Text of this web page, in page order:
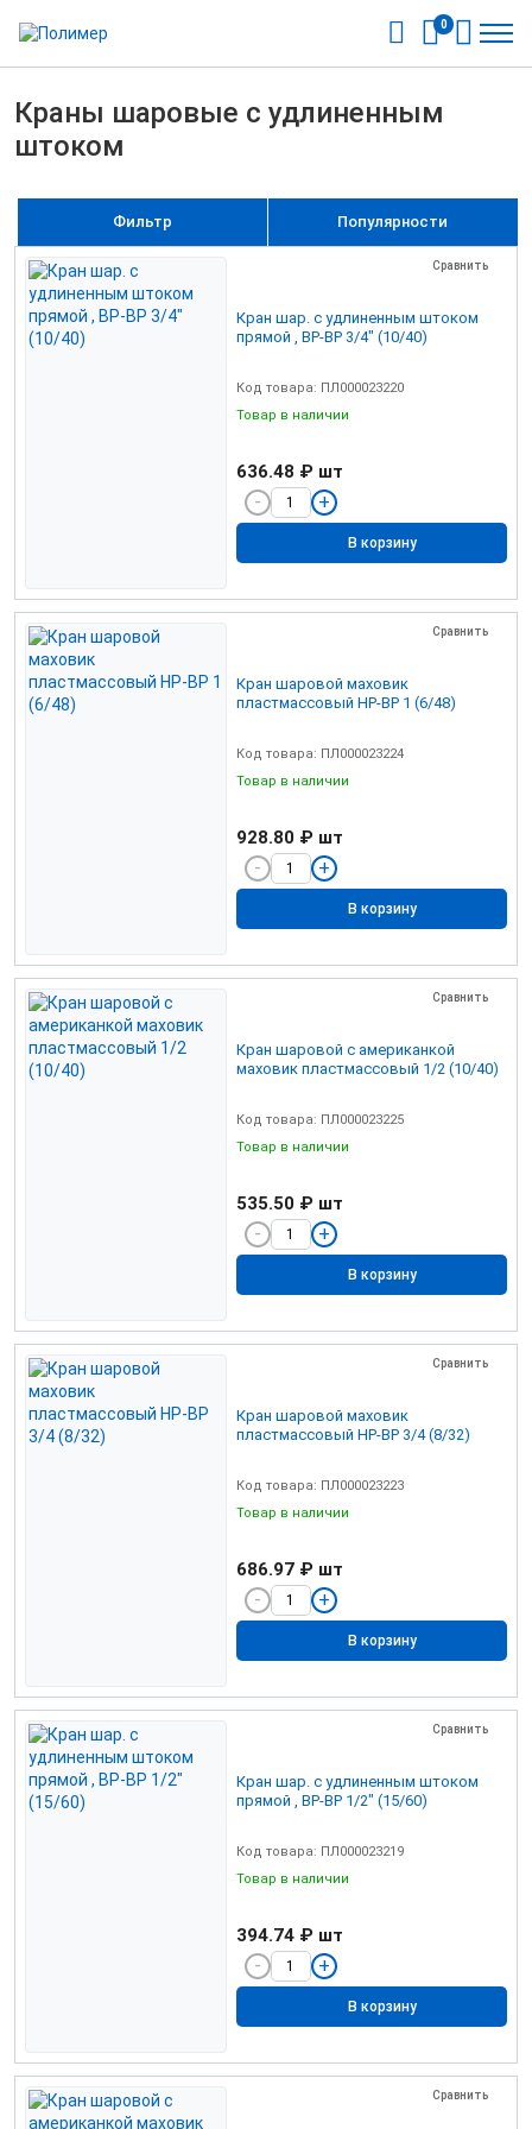
0
Краны шаровые с удлиненным
штоком
Популярности
Фильтр
Сравнить
Кран шар. с удлиненным штоком
прямой , ВР-ВР 3/4" (10/40)
Код товара: ПЛ000023220
Товар в наличии
636.48 ₽ шт
В корзину
Сравнить
Кран шаровой маховик
пластмассовый НР-ВР 1 (6/48)
Код товара: ПЛ000023224
Товар в наличии
928.80 ₽ шт
В корзину
Сравнить
Кран шаровой с американкой
маховик пластмассовый 1/2 (10/40)
Код товара: ПЛ000023225
Товар в наличии
535.50 ₽ шт
В корзину
Сравнить
Кран шаровой маховик
пластмассовый НР-ВР 3/4 (8/32)
Код товара: ПЛ000023223
Товар в наличии
686.97 ₽ шт
В корзину
Сравнить
Кран шар. с удлиненным штоком
прямой , ВР-ВР 1/2" (15/60)
Код товара: ПЛ000023219
Товар в наличии
394.74 ₽ шт
В корзину
Сравнить